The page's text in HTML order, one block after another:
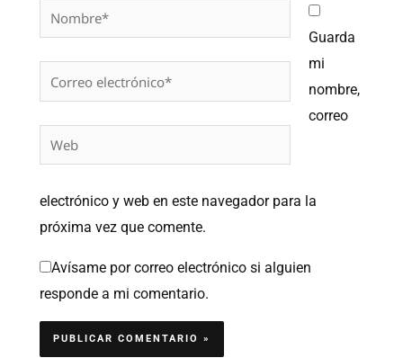
Nombre*
Correo
electrónico*
Web
Guarda
mi
nombre,
correo
electrónico y web en este navegador para la
próxima vez que comente.
Avísame por correo electrónico si alguien
responde a mi comentario.